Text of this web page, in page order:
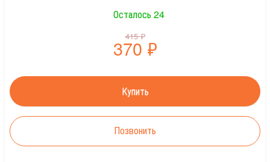
Осталось 24
415₽
370 ₽
Позвонить